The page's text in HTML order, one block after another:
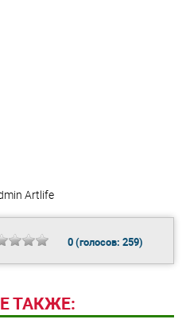
Artlife
0(голосов: 259)
ТАКЖЕ: